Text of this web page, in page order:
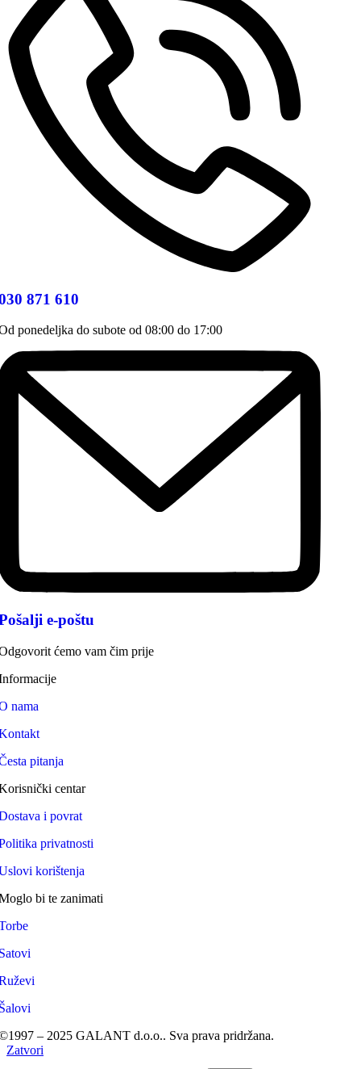
871 610
ponedeljka do subote od 08:00 do 17:00
e-poštu
ćemo vam čim prije
nama
pitanja
centar
i povrat
privatnosti
korištenja
bi te zanimati
– 2025 GALANT d.o.o.. Sva prava pridržana.
Zatvori